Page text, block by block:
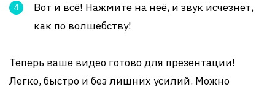
Вот и всё! Нажмите на неё, и звук исчезнет,
как по волшебству!
Теперь ваше видео готово для презентации!
Легко, быстро и без лишних усилий. Можно